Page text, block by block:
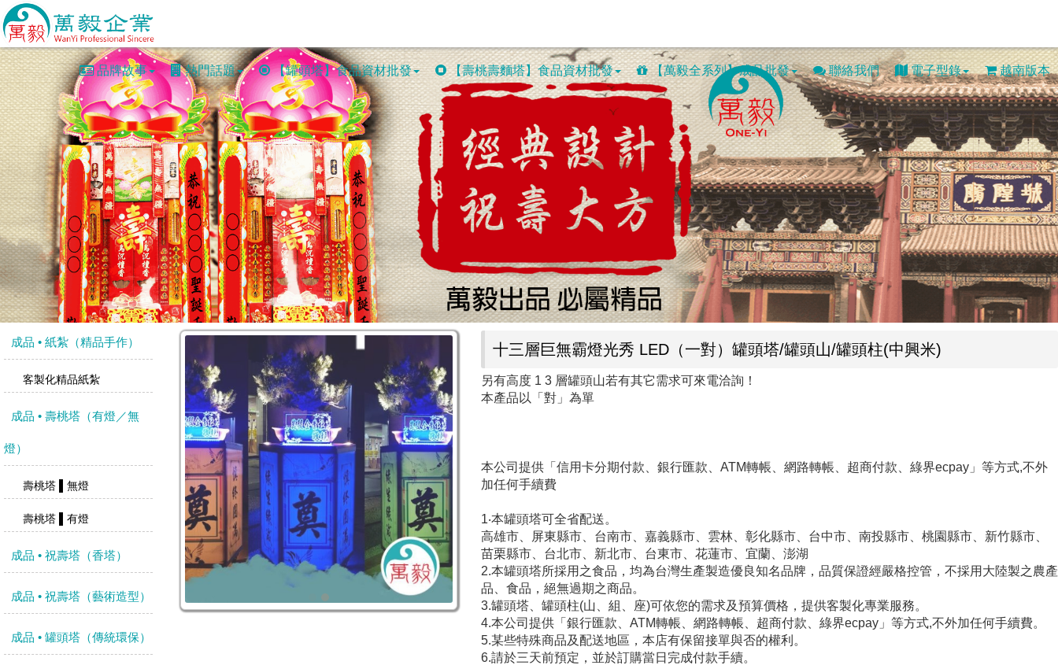
品牌故事 熱門話題 【罐頭塔】食品資材批發 【壽桃壽麵塔】食品資材批發 【萬毅全系列】成品批發 聯絡我們 電子型錄 越南版本
成品 • 紙紮（精品手作）
客製化精品紙紮
成品 • 壽桃塔（有燈／無
燈）
壽桃塔 ▌無燈
壽桃塔 ▌有燈
成品 • 祝壽塔（香塔）
成品 • 祝壽塔（藝術造型）
成品 • 罐頭塔（傳統環保）
十三層巨無霸燈光秀 LED（一對）罐頭塔/罐頭山/罐頭柱(中興米)
另有高度 1 3 層罐頭山若有其它需求可來電洽詢！
本產品以「對」為單
本公司提供「信用卡分期付款、銀行匯款、ATM轉帳、網路轉帳、超商付款、綠界ecpay」等方式,不外
加任何手續費
1‧本罐頭塔可全省配送。
高雄市、屏東縣市、台南市、嘉義縣市、雲林、彰化縣市、台中市、南投縣市、桃園縣市、新竹縣市、
苗栗縣市、台北市、新北市、台東市、花蓮市、宜蘭、澎湖
2.本罐頭塔所採用之食品，均為台灣生產製造優良知名品牌，品質保證經嚴格控管，不採用大陸製之農產
品、食品，絕無過期之商品。
3.罐頭塔、罐頭柱(山、組、座)可依您的需求及預算價格，提供客製化專業服務。
4.本公司提供「銀行匯款、ATM轉帳、網路轉帳、超商付款、綠界ecpay」等方式,不外加任何手續費。
5.某些特殊商品及配送地區，本店有保留接單與否的權利。
6.請於三天前預定，並於訂購當日完成付款手續。